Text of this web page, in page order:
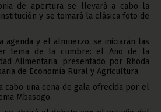
de apertura se llevará a cabo la
y se tomará la clásica foto de
agenda y el almuerzo, se iniciarán las
tema de la cumbre: el Año de la
Alimentaria, presentado por Rhoda
de Economía Rural y Agricultura.
cabo una cena de gala ofrecida por el
Mbasogo.